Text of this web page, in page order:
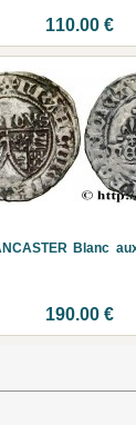
110.00 €
Blanc
190.00 €